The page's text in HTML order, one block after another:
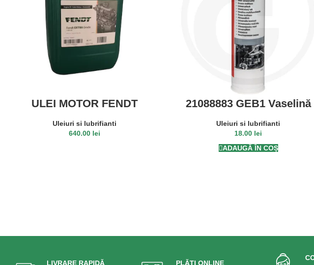
ULEI MOTOR FENDT
Uleiuri si lubrifianti
640.00 lei
21088883 GEB1 Vaselină
Uleiuri si lubrifianti
18.00 lei
ADAUGĂ ÎN COȘ
LIVRARE RAPIDĂ PLĂȚI ONLINE